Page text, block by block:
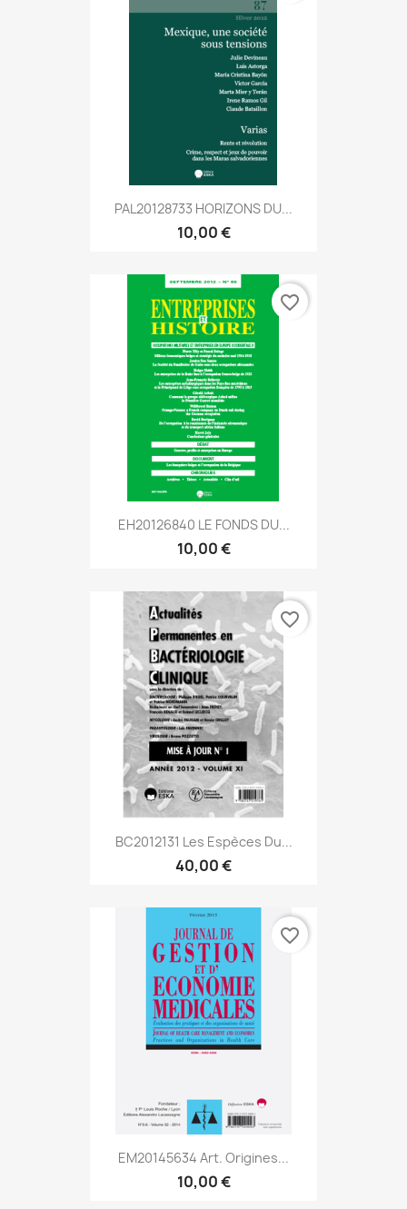
PAL20128733 HORIZONS DU...
10,00 €
EH20126840 LE FONDS DU...
10,00 €
favorite_border
BC2012131 Les Espèces Du...
40,00 €
favorite_border
EM20145634 Art. Origines...
10,00 €
favorite_border